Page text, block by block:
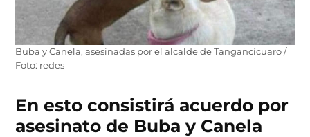
Buba y Canela, asesinadas por el alcalde de Tangancícuaro /
Foto: redes
En esto consistirá acuerdo por
asesinato de Buba y Canela